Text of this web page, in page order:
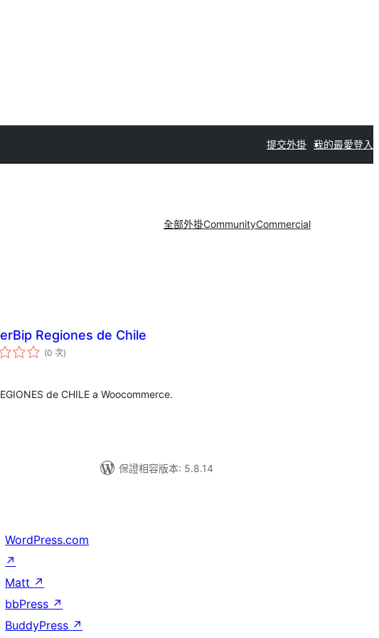
提交外掛 我的最愛登入
全部外掛CommunityCommercial
Regiones de Chile
(0 次評
分)
de CHILE a Woocommerce.
保證相容版本: 5.8.14
WordPress.com
↗
Matt ↗
bbPress ↗
BuddyPress ↗